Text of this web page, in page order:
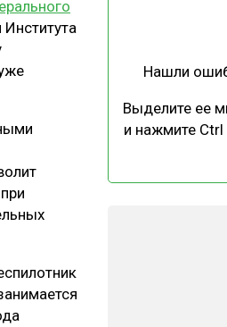
РЫНОК
ОТРАСЛЕВАЯ ДИСКУССИЯ
КАЛЕНДАРЬ ВЫСТАВОК
Нашли
Выделите ее
и нажмите Ctrl